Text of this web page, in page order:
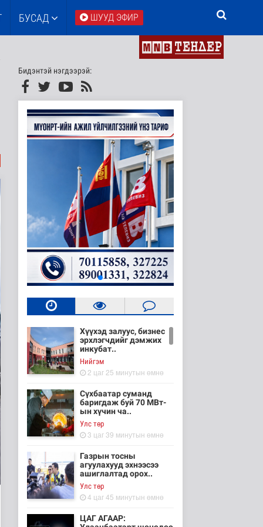
БУСАД ШУУД ЭФИР
Бидэнтэй нэгдээрэй:
Хүүхэд залуус, бизнес
эрхлэгчдийг дэмжих
инкубат..
Нийгэм
2 цаг 25 минутын өмнө
Сүхбаатар суманд
баригдаж буй 70 МВт-
ын хүчин ча..
Улс төр
3 цаг 39 минутын өмнө
Газрын тосны
агуулахууд эхнээсээ
ашиглалтад орох..
Улс төр
4 цаг 45 минутын өмнө
ЦАГ АГААР: